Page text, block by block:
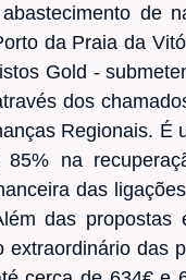
de
da Praia da
Gold -
dos
Regionais. É
na
das
das propostas
das